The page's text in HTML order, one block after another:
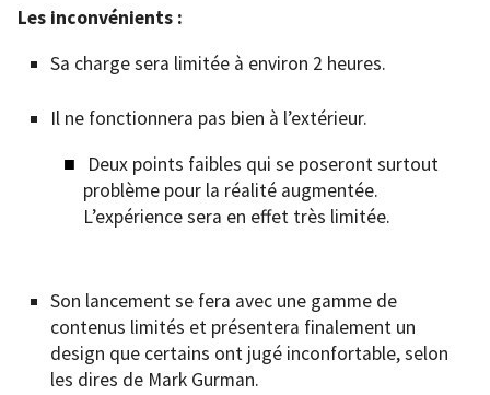
Les inconvénients :
Sa charge sera limitée à environ 2 heures.
Il ne fonctionnera pas bien à l’extérieur.
Deux points faibles qui se poseront surtout
problème pour la réalité augmentée.
L’expérience sera en effet très limitée.
Son lancement se fera avec une gamme de
contenus limités et présentera finalement un
design que certains ont jugé inconfortable, selon
les dires de Mark Gurman.